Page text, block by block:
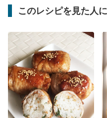
このレシピを見た人